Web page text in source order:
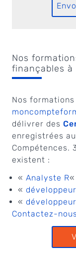
Nos
finançables à
Nos
délivrer des
enregistrées
Compétences.
existent :
« Analyste R«
«
«
Contactez-nous